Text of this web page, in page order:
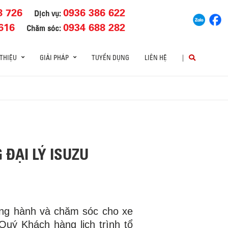
726 Dịch vụ:0936 386 622
Chăm sóc:0934 688 282
GIẢI PHÁP TUYỂN DỤNG LIÊN HỆ |
ĐẠI LÝ ISUZU
hành và chăm sóc cho xe
Khách hàng lịch trình tổ